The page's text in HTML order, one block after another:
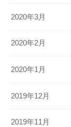
2020年3月
2020年2月
2020年1月
2019年12月
2019年11月